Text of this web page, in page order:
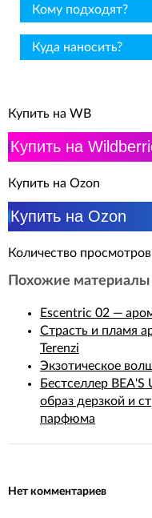
Кому подходят?
Куда наносить?
Купить на WB
Купить на
Купить на Ozon
Купить на Ozon
Количество
Похожие материалы
Escentric 02 —
Страсть и пламя
Terenzi
Экзотическое
Бестселлер
образ дерзкой и
парфюма
Нет комментариев